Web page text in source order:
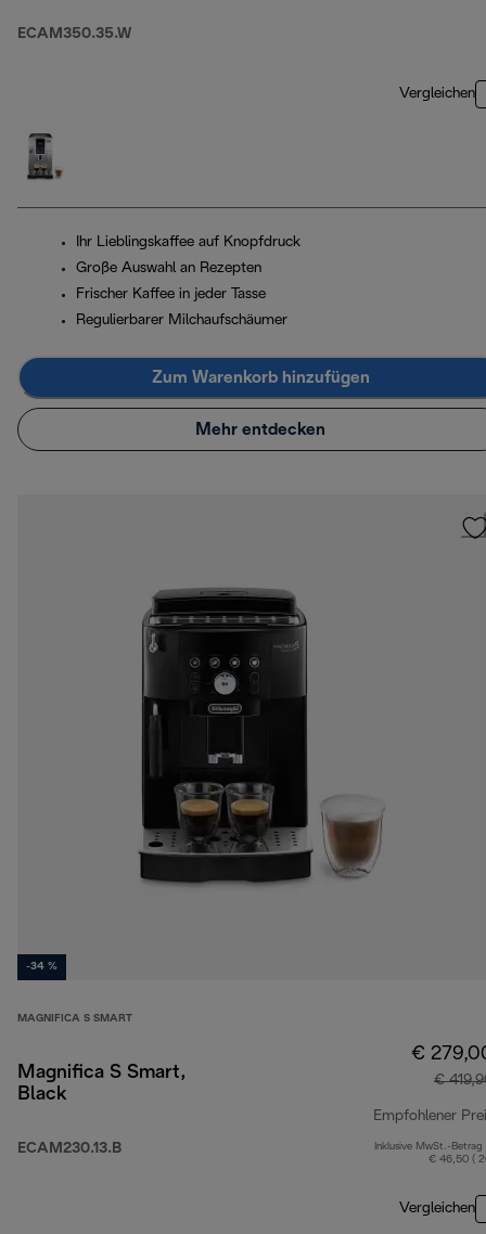
ECAM350.35.W
Vergleichen
Ihr Lieblingskaffee auf Knopfdruck
Große Auswahl an Rezepten
Frischer Kaffee in jeder Tasse
Regulierbarer Milchaufschäumer
Zum Warenkorb hinzufügen
Mehr entdecken
-34 %
MAGNIFICA S SMART
Magnifica S Smart,
Black
ECAM230.13.B
€
€
Empfohlener
Inklusive MwSt.-Betrag
€ 46,50 (
Vergleichen